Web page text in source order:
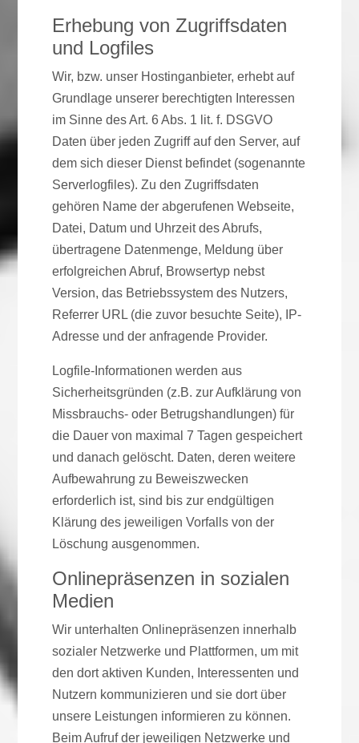
Erhebung von Zugriffsdaten
und Logfiles
Wir, bzw. unser Hostinganbieter, erhebt auf
Grundlage unserer berechtigten Interessen
im Sinne des Art. 6 Abs. 1 lit. f. DSGVO
Daten über jeden Zugriff auf den Server, auf
dem sich dieser Dienst befindet (sogenannte
Serverlogfiles). Zu den Zugriffsdaten
gehören Name der abgerufenen Webseite,
Datei, Datum und Uhrzeit des Abrufs,
übertragene Datenmenge, Meldung über
erfolgreichen Abruf, Browsertyp nebst
Version, das Betriebssystem des Nutzers,
Referrer URL (die zuvor besuchte Seite), IP-
Adresse und der anfragende Provider.
Logfile-Informationen werden aus
Sicherheitsgründen (z.B. zur Aufklärung von
Missbrauchs- oder Betrugshandlungen) für
die Dauer von maximal 7 Tagen gespeichert
und danach gelöscht. Daten, deren weitere
Aufbewahrung zu Beweiszwecken
erforderlich ist, sind bis zur endgültigen
Klärung des jeweiligen Vorfalls von der
Löschung ausgenommen.
Onlinepräsenzen in sozialen
Medien
Wir unterhalten Onlinepräsenzen innerhalb
sozialer Netzwerke und Plattformen, um mit
den dort aktiven Kunden, Interessenten und
Nutzern kommunizieren und sie dort über
unsere Leistungen informieren zu können.
Beim Aufruf der jeweiligen Netzwerke und